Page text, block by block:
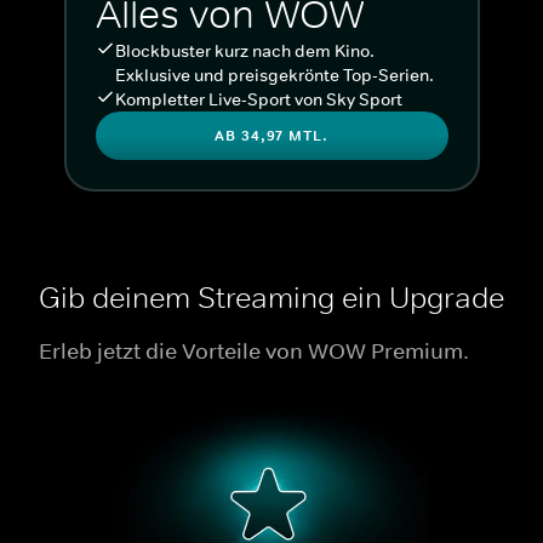
Alles von WOW
Blockbuster kurz nach dem Kino.
Exklusive und preisgekrönte Top-Serien.
Kompletter Live-Sport von Sky Sport
AB 34,97 MTL.
Gib deinem Streaming ein Upgrade
Erleb jetzt die Vorteile von WOW Premium.